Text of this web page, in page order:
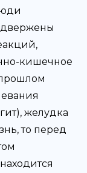
кишечное
желудка
то перед